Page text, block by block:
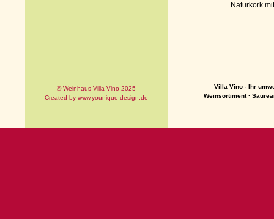
Naturkork
© Weinhaus Villa Vino 2025
Created by www.younique-design.de
Villa Vino - Ihr
Weinsortiment·